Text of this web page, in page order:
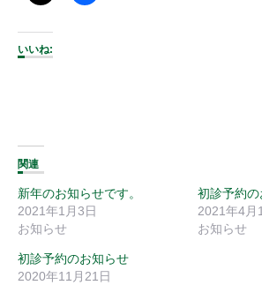
いいね:
関連
新年のお知らせです。
2021年1月3日
お知らせ
初診予約の
2021年4月
お知らせ
初診予約のお知らせ
2020年11月21日